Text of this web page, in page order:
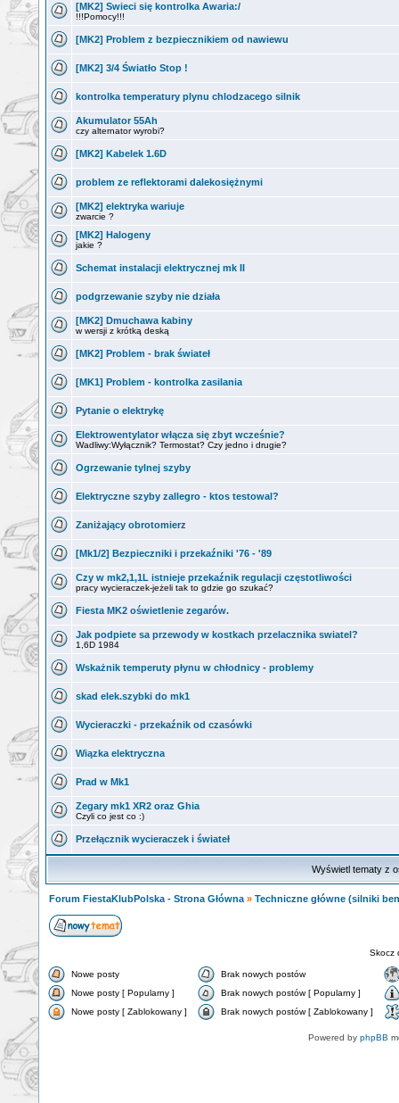
[MK2] Swieci się kontrolka Awaria:/
!!!Pomocy!!!
[MK2] Problem z bezpiecznikiem od nawiewu
[MK2] 3/4 Światło Stop !
kontrolka temperatury plynu chlodzacego silnik
Akumulator 55Ah
czy alternator wyrobi?
[MK2] Kabelek 1.6D
problem ze reflektorami dalekosiężnymi
[MK2] elektryka wariuje
zwarcie ?
[MK2] Halogeny
jakie ?
Schemat instalacji elektrycznej mk II
podgrzewanie szyby nie działa
[MK2] Dmuchawa kabiny
w wersji z krótką deską
[MK2] Problem - brak świateł
[MK1] Problem - kontrolka zasilania
Pytanie o elektrykę
Elektrowentylator włącza się zbyt wcześnie?
Wadliwy:Wyłącznik? Termostat? Czy jedno i drugie?
Ogrzewanie tylnej szyby
Elektryczne szyby zallegro - ktos testowal?
Zaniżający obrotomierz
[Mk1/2] Bezpieczniki i przekaźniki '76 - '89
Czy w mk2,1,1L istnieje przekaźnik regulacji częstotliwości
pracy wycieraczek-jeżeli tak to gdzie go szukać?
Fiesta MK2 oświetlenie zegarów.
Jak podpiete sa przewody w kostkach przelacznika swiatel?
1,6D 1984
Wskażnik temperuty płynu w chłodnicy - problemy
skad elek.szybki do mk1
Wycieraczki - przekaźnik od czasówki
Wiązka elektryczna
Prad w Mk1
Zegary mk1 XR2 oraz Ghia
Czyli co jest co :)
Przełącznik wycieraczek i świateł
Wyświetl tematy z
Forum FiestaKlubPolska - Strona Główna » Techniczne główne (silniki
Skocz
Nowe posty
Brak nowych postów
Nowe posty [ Popularny ]
Brak nowych postów [ Popularny ]
Nowe posty [ Zablokowany ]
Brak nowych postów [ Zablokowany ]
Powered by phpBB